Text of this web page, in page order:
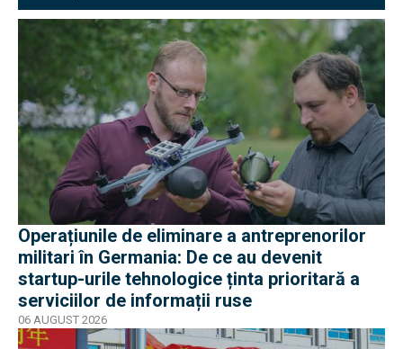
Operațiunile de eliminare a antreprenorilor
militari în Germania: De ce au devenit
startup-urile tehnologice ținta prioritară a
serviciilor de informații ruse
06 AUGUST 2026